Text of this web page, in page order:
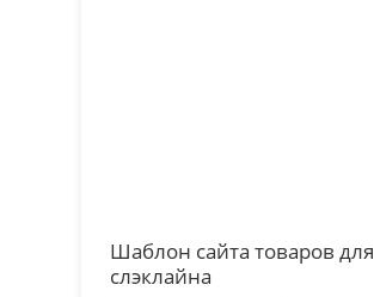
Шаблон сайта товаров для
слэклайна